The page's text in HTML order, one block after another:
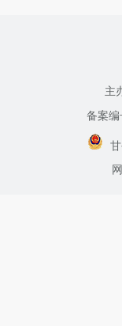
主
备案